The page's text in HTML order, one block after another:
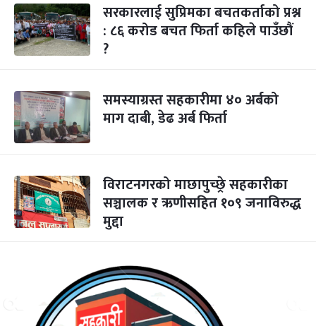
सरकारलाई सुप्रिमका बचतकर्ताको प्रश्न
: ८६ करोड बचत फिर्ता कहिले पाउँछौं
?
समस्याग्रस्त सहकारीमा ४० अर्बको
माग दाबी, डेढ अर्ब फिर्ता
विराटनगरको माछापुच्छ्रे सहकारीका
सञ्चालक र ऋणीसहित १०९ जनाविरुद्ध
मुद्दा